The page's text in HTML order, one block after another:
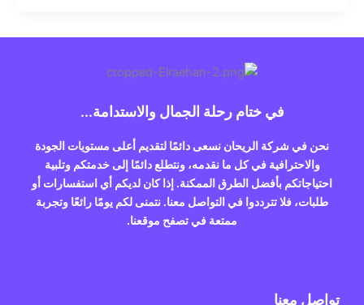
في ختام رحلة الجمال والاستدامة...
نحن في شركة الريحان نسعى دائمًا لتقديم أعلى مستويات الجودة
والاحترافية في كل ما نقدمه، ونتطلع دائمًا إلى خدمتكم وتلبية
احتياجاتكم بأفضل الطرق الممكنة. إذا كان لديكم أي استفسارات أو
طلبات، فلا تترددوا في التواصل معنا. نتمنى لكم يومًا رائعًا وتجربة
ممتعة في تصفح موقعنا.
تواصل معنا